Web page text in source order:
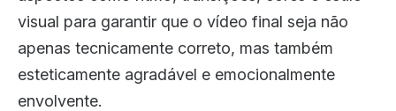
visual para garantir que o vídeo final seja não
apenas tecnicamente correto, mas também
esteticamente agradável e emocionalmente
envolvente.